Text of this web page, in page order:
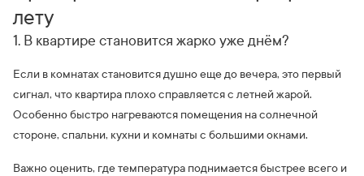
лету
1. В квартире становится жарко уже днём?
Если в комнатах становится душно еще до вечера, это первый
сигнал, что квартира плохо справляется с летней жарой.
Особенно быстро нагреваются помещения на солнечной
стороне, спальни, кухни и комнаты с большими окнами.
Важно оценить, где температура поднимается быстрее всего и